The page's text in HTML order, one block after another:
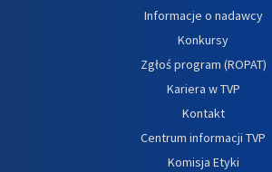
Informacje o nadawcy
Konkursy
Zgłoś program (ROPAT)
Kariera w TVP
Kontakt
Centrum informacji TVP
Komisja Etyki